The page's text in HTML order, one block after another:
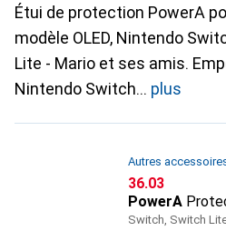
Étui de protection PowerA
modèle OLED, Nintendo
Lite - Mario et ses amis.
Nintendo Switch
plus
Autres
CHF
36.03
PowerA
Switch, Switch